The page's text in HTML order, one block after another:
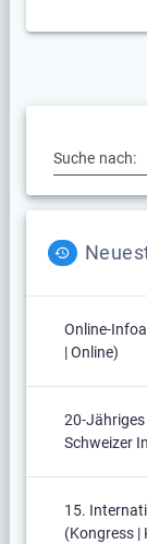
Suche nach:
Online-
| Online)
20-Jähriges
Schweizer
15.
(Kongress |